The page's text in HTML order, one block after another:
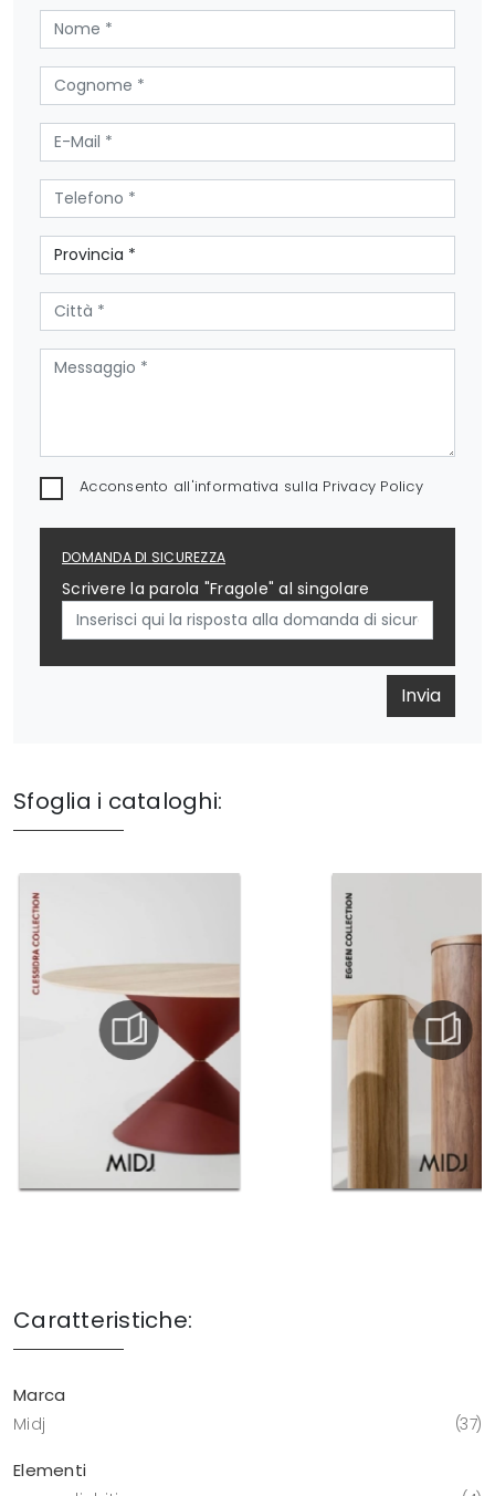
Acconsento all'informativa sulla Privacy Policy
DOMANDA DI SICUREZZA
Scrivere la parola "Fragole" al singolare
Invia
Sfoglia i cataloghi:
Caratteristiche:
Marca
Midj 37
Elementi